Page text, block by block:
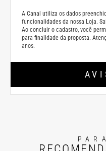
A Canal utiliza os dados
funcionalidades da nossa Loja.
Ao concluir o cadastro, você
para finalidade da proposta.
anos.